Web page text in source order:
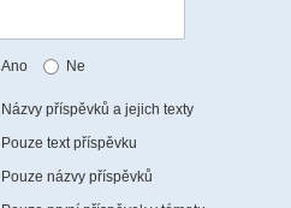
Ano Ne
Názvy příspěvků a jejich texty
Pouze text příspěvku
Pouze názvy příspěvků